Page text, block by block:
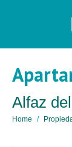
Alfaz
Home